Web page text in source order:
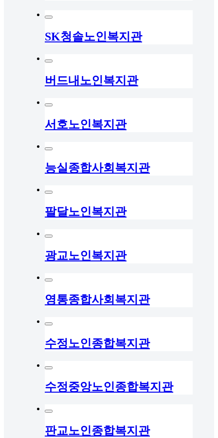
SK청솔노인복지관
버드내노인복지관
서호노인복지관
능실종합사회복지관
팔달노인복지관
광교노인복지관
영통종합사회복지관
수정노인종합복지관
수정중앙노인종합복지관
판교노인종합복지관